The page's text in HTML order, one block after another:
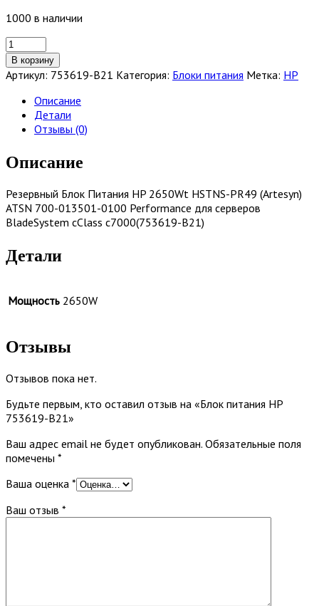
1000 в наличии
Количество
товара
Блок
питания
753619-
B21
В корзину
Артикул: 753619-B21 Категория: Блоки питания Метка: HP
Описание
Детали
Отзывы (0)
Описание
Резервный Блок Питания HP 2650Wt HSTNS-PR49 (Artesyn)
ATSN 700-013501-0100 Performance для серверов
BladeSystem cClass c7000(753619-B21)
Детали
Мощность 2650W
Отзывы
Отзывов пока нет.
Будьте первым, кто оставил отзыв на «Блок питания HP
753619-B21»
Ваш адрес email не будет опубликован. Обязательные поля
помечены *
Ваша оценка *
Ваш отзыв *